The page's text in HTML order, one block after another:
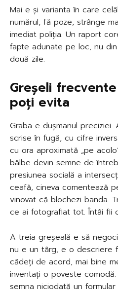
Mai e și varianta în care
numărul, fă poze, strânge
imediat poliția. Un raport
fapte adunate pe loc, nu
două zile.
Greșeli
poți evita
Graba e dușmanul preciziei.
scrise în fugă, cu cifre
cu ora aproximată „pe
bâlbe devin semne de
presiunea socială a
ceafă, cineva comentează
vinovat că blochezi banda.
ce ai fotografiat tot. Întâi fii
A treia greșeală e să
nu e un târg, e o descriere
cădeți de acord, mai bine
inventați o poveste
semna niciodată un